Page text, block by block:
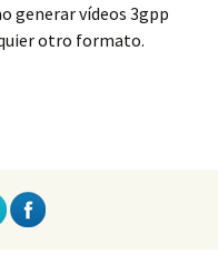
generar vídeos 3gpp
otro formato.